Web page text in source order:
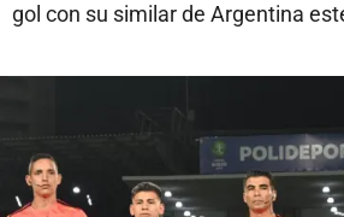
gol con su similar de Argentina